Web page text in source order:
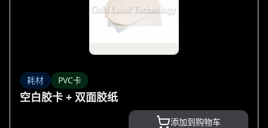
耗材 PVC卡
空白胶卡 + 双面胶纸
添加到购物车